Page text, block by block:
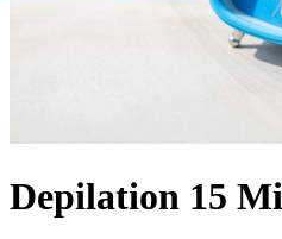
Depilation 15